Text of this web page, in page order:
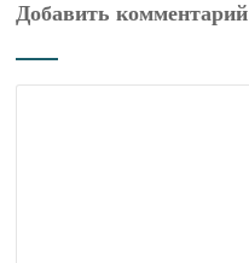
Добавить комментарий